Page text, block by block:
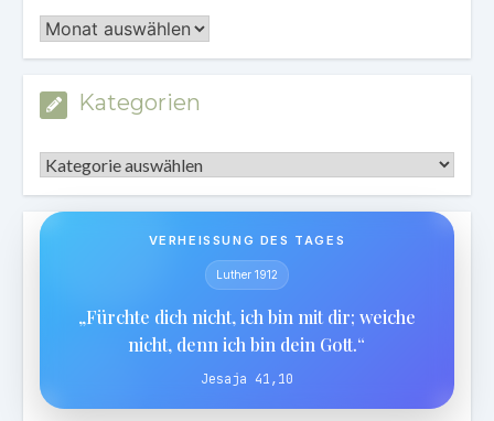
Archiv
Kategorien
Kategorien
VERHEISSUNG DES TAGES
Luther 1912
„Fürchte dich nicht, ich bin mit dir; weiche
nicht, denn ich bin dein Gott.“
Jesaja 41,10